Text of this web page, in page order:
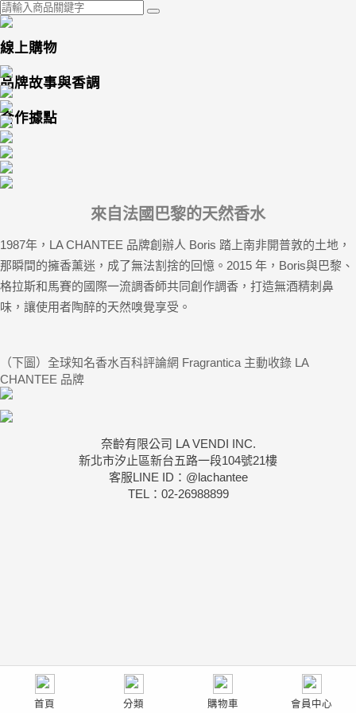
線上購物
品牌故事與香調
合作據點
來自法國巴黎的天然香水
1987年，LA CHANTEE 品牌創辦人 Boris 踏上南非開普敦的土地，
那瞬間的擁香薰迷，成了無法割捨的回憶。2015 年，Boris與巴黎、
格拉斯和馬賽的國際一流調香師共同創作調香，打造無酒精刺鼻
味，讓使用者陶醉的天然嗅覺享受。
（下圖）全球知名香水百科評論網 Fragrantica 主動收錄 LA
CHANTEE 品牌
奈齡有限公司 LA VENDI INC.
新北市汐止區新台五路一段104號21樓
客服LINE ID：@lachantee
TEL：02-26988899
首頁 分類 購物車 會員中心